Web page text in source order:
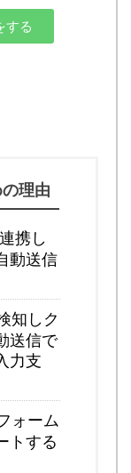
する
理由
携し
動送信
知しク
送信で
力支
ォーム
トする